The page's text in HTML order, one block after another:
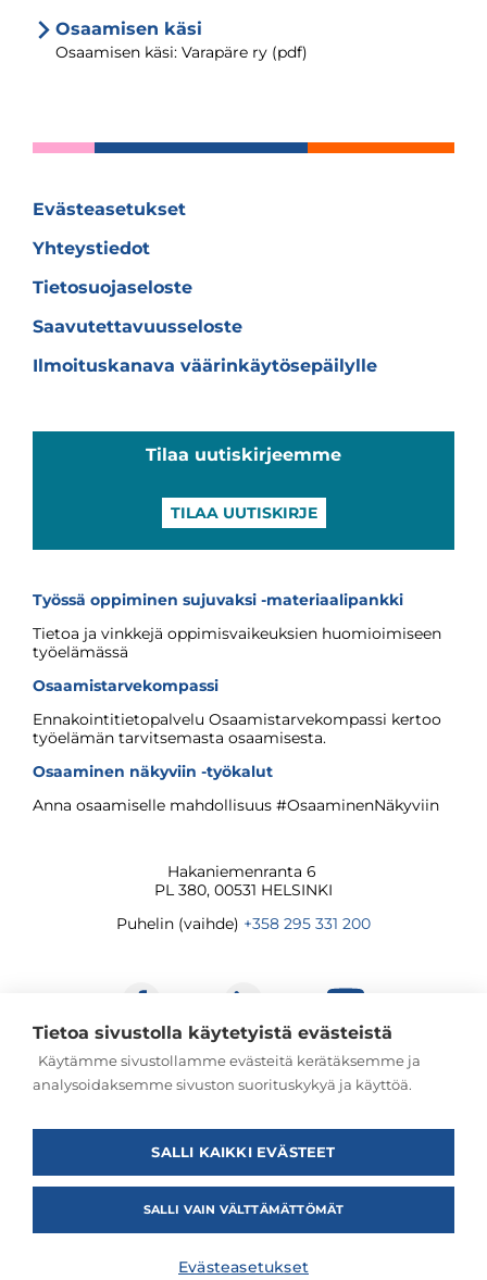
Osaamisen käsi
Osaamisen käsi: Varapäre ry (pdf)
Evästeasetukset
Yhteystiedot
Tietosuojaseloste
Saavutettavuusseloste
Ilmoituskanava väärinkäytösepäilylle
Tilaa uutiskirjeemme
TILAA UUTISKIRJE
Työssä oppiminen sujuvaksi -materiaalipankki
Tietoa ja vinkkejä oppimisvaikeuksien huomioimiseen
työelämässä
Osaamistarvekompassi
Ennakointitietopalvelu Osaamistarvekompassi kertoo
työelämän tarvitsemasta osaamisesta.
Osaaminen näkyviin -työkalut
Anna osaamiselle mahdollisuus #OsaaminenNäkyviin
Hakaniemenranta 6
PL 380, 00531 HELSINKI
Puhelin (vaihde) +358 295 331 200
Tietoa sivustolla käytetyistä evästeistä
Käytämme sivustollamme evästeitä kerätäksemme ja
analysoidaksemme sivuston suorituskykyä ja käyttöä.
SALLI KAIKKI EVÄSTEET
SALLI VAIN VÄLTTÄMÄTTÖMÄT
Evästeasetukset